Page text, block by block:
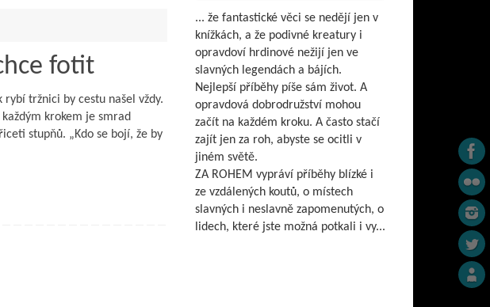
fotit
tržnici by cestu našel vždy.
krokem je smrad
stupňů. „Kdo se bojí, že by
... že fantastické věci se nedějí jen v
knížkách, a že podivné kreatury i
opravdoví hrdinové nežijí jen ve
slavných legendách a bájích.
Nejlepší příběhy píše sám život. A
opravdová dobrodružství mohou
začít na každém kroku. A často stačí
zajít jen za roh, abyste se ocitli v
jiném světě.
ZA ROHEM vypráví příběhy blízké i
ze vzdálených koutů, o místech
slavných i neslavně zapomenutých, o
lidech, které jste možná potkali i vy...